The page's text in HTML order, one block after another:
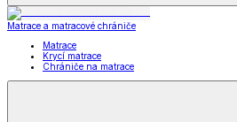
Matrace a matracové chrániče
Matrace
Krycí matrace
Chrániče na matrace